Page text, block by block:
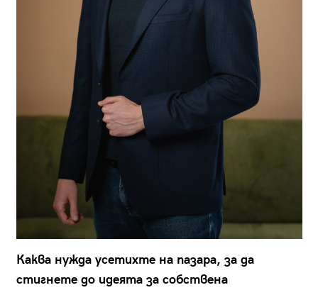
Каква нужда усетихте на пазара, за да
стигнете до идеята за собствена